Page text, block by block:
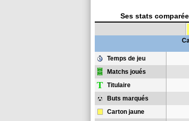
Ses stats
Temps de jeu
Matchs joués
T Titulaire
Buts marqués
Carton jaune